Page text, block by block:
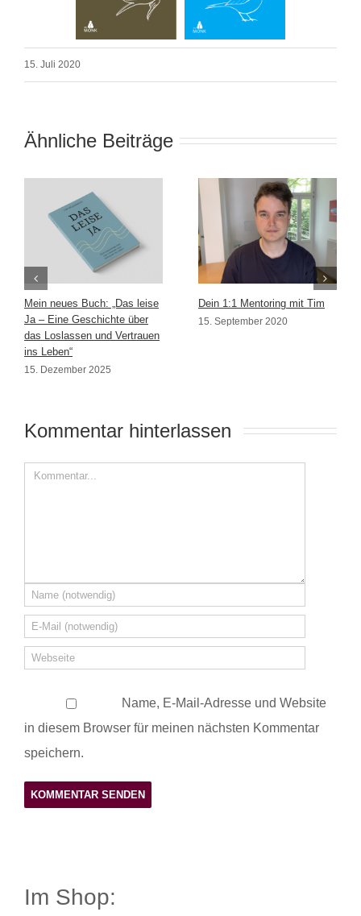
15. Juli 2020
Ähnliche Beiträge
Mein neues Buch: „Das leise
Ja – Eine Geschichte über
das Loslassen und Vertrauen
ins Leben“
15. Dezember 2025
Dein 1:1 Mentoring mit Tim
15. September 2020
Kommentar hinterlassen
Name, E-Mail-Adresse und Website
in diesem Browser für meinen nächsten Kommentar
speichern.
Im Shop: